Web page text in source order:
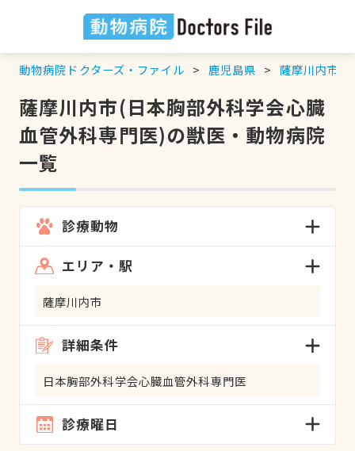
動物病院ドクターズ・ファイル 鹿児島県 薩摩川内市
薩摩川内市(日本胸部外科学会心臓
血管外科専門医)の獣医・動物病院
一覧
診療動物
エリア・駅
薩摩川内市
詳細条件
日本胸部外科学会心臓血管外科専門医
診療曜日